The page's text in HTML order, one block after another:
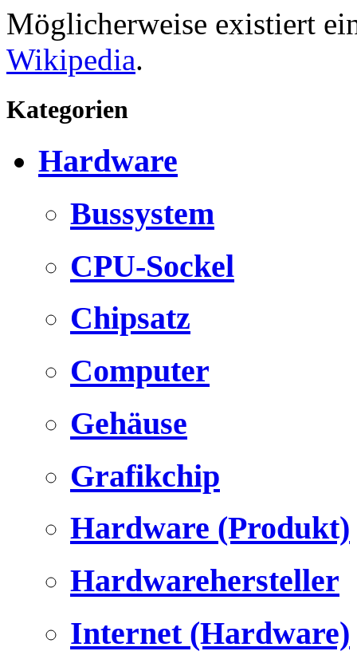
Möglicherweise existiert
Wikipedia.
Kategorien
Hardware
Bussystem
CPU-Sockel
Chipsatz
Computer
Gehäuse
Grafikchip
Hardware (Produkt)
Hardwarehersteller
Internet (Hardware)